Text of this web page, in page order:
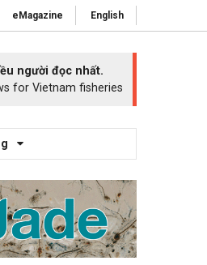
eMagazine English
người đọc nhất.
for Vietnam fisheries